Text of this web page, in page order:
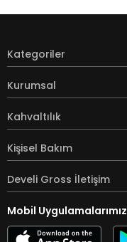
Kategoriler
Kurumsal
Kahvaltılık
Kişisel Bakım
Develi Gross İletişim
Mobil Uygulamalarımız